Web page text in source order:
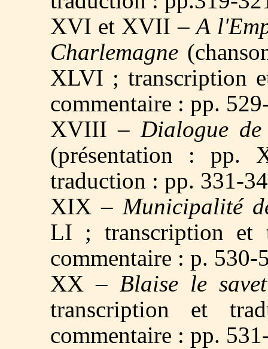
XVI et XVII –A
Charlemagne
XLVI ; transcription
commentaire : pp.
XVIII – Dialogue de
(présentation : pp.
traduction : pp. 331-
XIX – Municipalité
LI ; transcription et
commentaire : p. 530-
XX – Blaise le
transcription et
commentaire : pp.